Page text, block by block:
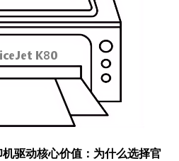
机驱动核心价值：为什么选择官